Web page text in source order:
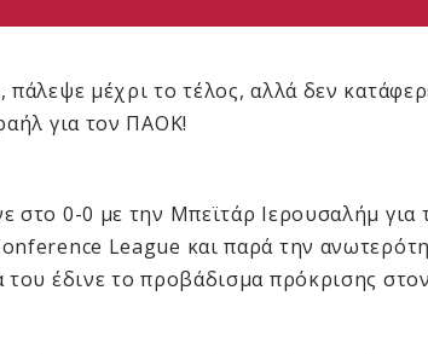
πάλεψε μέχρι το τέλος, αλλά δεν
για τον ΠΑΟΚ!
στο 0-0 με την Μπεϊτάρ Ιερουσαλήμ για
League και παρά την
έδινε το προβάδισμα πρόκρισης